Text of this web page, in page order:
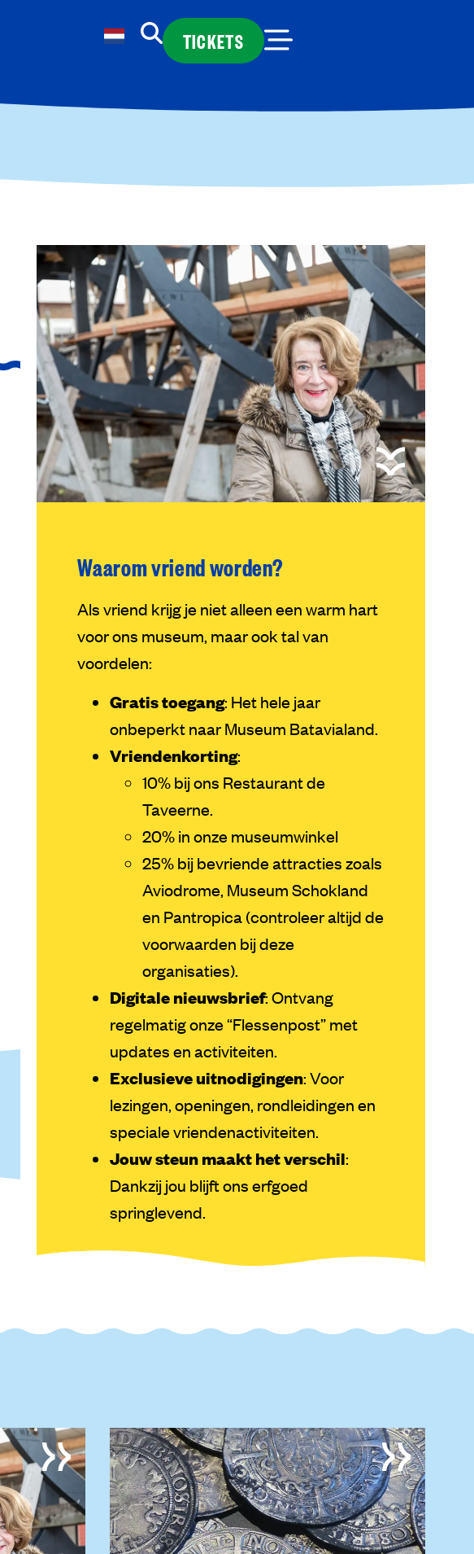
TICKETS
Waarom vriend worden?
Als vriend krijg je niet alleen een warm hart
voor ons museum, maar ook tal van
voordelen:
Gratis toegang: Het hele jaar
onbeperkt naar Museum Batavialand.
Vriendenkorting:
10% bij ons Restaurant de
Taveerne.
20% in onze museumwinkel
25% bij bevriende attracties zoals
Aviodrome, Museum Schokland
en Pantropica (controleer altijd de
voorwaarden bij deze
organisaties).
Digitale nieuwsbrief: Ontvang
regelmatig onze “Flessenpost” met
updates en activiteiten.
Exclusieve uitnodigingen: Voor
lezingen, openingen, rondleidingen en
speciale vriendenactiviteiten.
Jouw steun maakt het verschil:
Dankzij jou blijft ons erfgoed
springlevend.